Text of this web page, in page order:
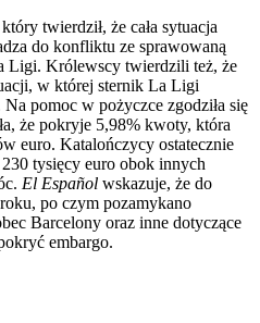
twierdził, że cała sytuacja
do konfliktu ze sprawowaną
Ligi. Królewscy twierdzili też, że
w której sternik La Ligi
pomoc w pożyczce zgodziła się
że pokryje 5,98% kwoty, która
euro. Katalończycy ostatecznie
tysięcy euro obok innych
El Español wskazuje, że do
po czym pozamykano
Barcelony oraz inne dotyczące
embargo.